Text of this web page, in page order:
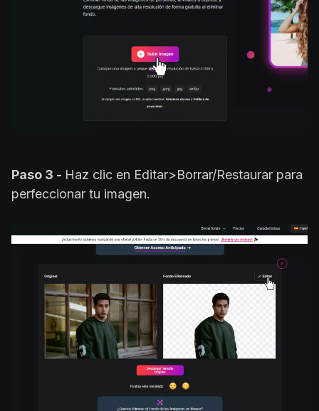
Paso 3 - Haz clic en Editar>Borrar/Restaurar para
perfeccionar tu imagen.